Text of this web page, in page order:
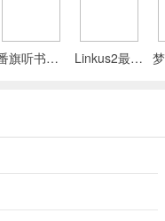
番旗听书免费畅听(听书软件) Linkus2最新手机版